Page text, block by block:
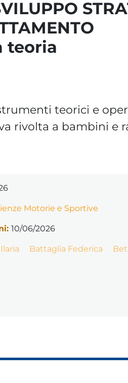
teoria
teorici e
rivolta a bambini e
Motorie e Sportive
10/06/2026
Battaglia Federica